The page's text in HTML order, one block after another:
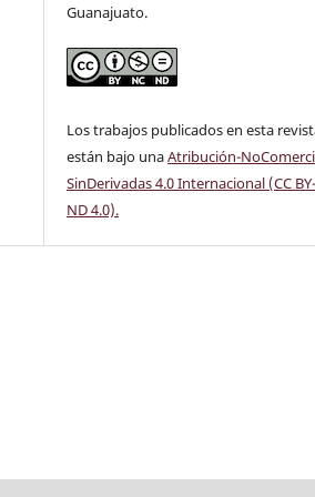
Guanajuato.
Los trabajos publicados en esta
están bajo unaAtribución-
SinDerivadas 4.0 Internacional (CC
ND 4.0).